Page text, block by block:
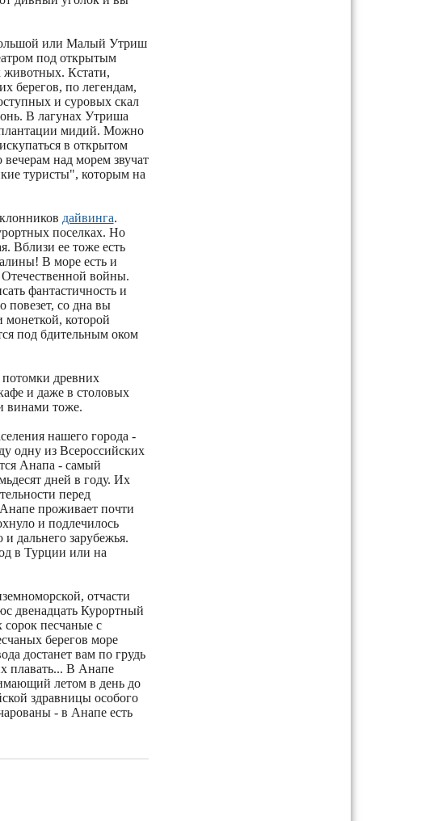
или Малый Утриш
под открытым
животных. Кстати,
берегов, по легендам,
и суровых скал
В лагунах Утриша
плантации мидий. Можно
в открытом
над морем звучат
туристы", которым на
дайвинга.
поселках. Но
Вблизи ее тоже есть
В море есть и
войны.
фантастичность и
повезет, со дна вы
монеткой, которой
под бдительным оком
древних
и даже в столовых
винами тоже.
нашего города -
одну из Всероссийских
Анапа - самый
дней в году. Их
перед
проживает почти
и подлечилось
дальнего зарубежья.
в Турции или на
отчасти
двенадцать Курортный
сорок песчаные с
берегов море
достанет вам по грудь
плавать... В Анапе
летом в день до
здравницы особого
- в Анапе есть